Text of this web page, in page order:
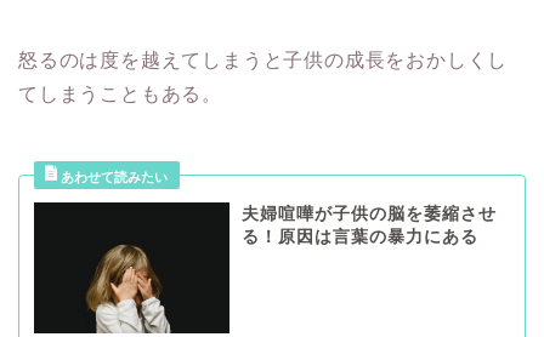
怒るのは度を越えてしまうと子供の成長をおかしくし
てしまうこともある。
夫婦喧嘩が子供の脳を萎縮させ
る！原因は言葉の暴力にある